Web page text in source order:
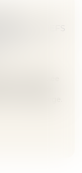
LES GRIEFS
DU
est adressée
accusé de
décharge.